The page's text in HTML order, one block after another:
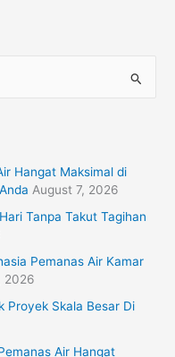
Hangat Maksimal di
August 7, 2026
Tanpa Takut Tagihan
Pemanas Air Kamar
2026
Proyek Skala Besar Di
Air Hangat